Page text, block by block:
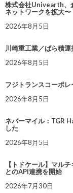
株式会社Univearth、
ネットワークを拡大〜
2026年8月5日
川崎重工業／ばら積
2026年8月5日
フジトランスコーポ
2026年8月5日
ネバーマイル：TGR
した
2026年8月5日
【トドケール】マル
とのAPI連携を開始
2026年7月30日